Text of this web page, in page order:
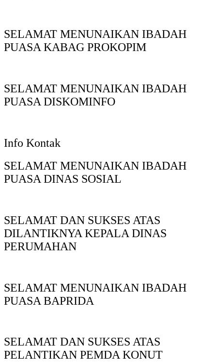
SELAMAT MENUNAIKAN IBADAH
PUASA KABAG PROKOPIM
SELAMAT MENUNAIKAN IBADAH
PUASA DISKOMINFO
Info Kontak
SELAMAT MENUNAIKAN IBADAH
PUASA DINAS SOSIAL
SELAMAT DAN SUKSES ATAS
DILANTIKNYA KEPALA DINAS
PERUMAHAN
SELAMAT MENUNAIKAN IBADAH
PUASA BAPRIDA
SELAMAT DAN SUKSES ATAS
PELANTIKAN PEMDA KONUT